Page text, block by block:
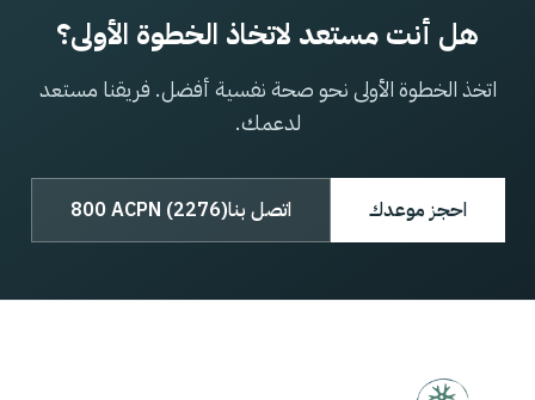
هل أنت مستعد لاتخاذ الخطوة الأولى؟
اتخذ الخطوة الأولى نحو صحة نفسية أفضل. فريقنا مستعد
لدعمك.
احجز موعدك اتصل بنا800 ACPN (2276)